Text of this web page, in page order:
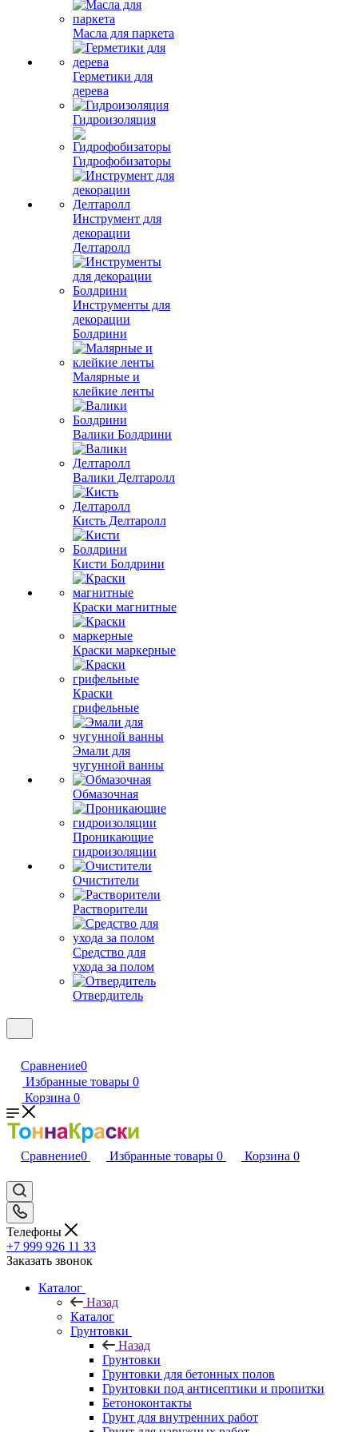
Масла для паркета
Герметики для
дерева
Гидроизоляция
Гидрофобизаторы
Инструмент для
декорации
Делтаролл
Инструменты для
декорации
Болдрини
Малярные и
клейкие ленты
Валики Болдрини
Валики Делтаролл
Кисть Делтаролл
Кисти Болдрини
Краски магнитные
Краски маркерные
Краски
грифельные
Эмали для
чугунной ванны
Обмазочная
Проникающие
гидроизоляции
Очистители
Растворители
Средство для
ухода за полом
Отвердитель
Сравнение0
Избранные товары 0
Корзина 0
Сравнение0 Избранные товары 0 Корзина 0
Телефоны
+7 999 926 11 33
Заказать звонок
Каталог
Назад
Каталог
Грунтовки
Назад
Грунтовки
Грунтовки для бетонных полов
Грунтовки под антисептики и пропитки
Бетоноконтакты
Грунт для внутренних работ